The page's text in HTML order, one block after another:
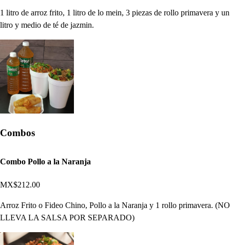
1 litro de arroz frito, 1 litro de lo mein, 3 piezas de rollo primavera y un
litro y medio de té de jazmin.
Combos
Combo Pollo a la Naranja
MX$212.00
Arroz Frito o Fideo Chino, Pollo a la Naranja y 1 rollo primavera. (NO
LLEVA LA SALSA POR SEPARADO)